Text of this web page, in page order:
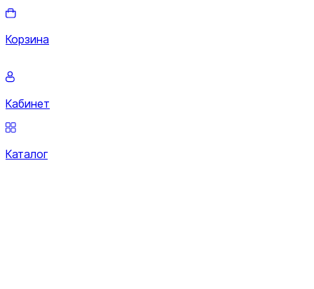
Корзина
Кабинет
Каталог